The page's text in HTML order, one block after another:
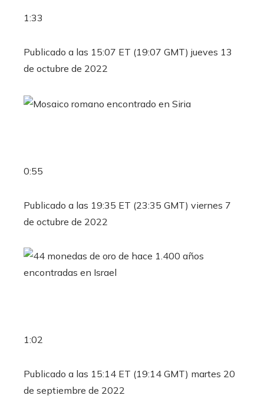
1:33
Publicado a las 15:07 ET (19:07 GMT) jueves 13
de octubre de 2022
0:55
Publicado a las 19:35 ET (23:35 GMT) viernes 7
de octubre de 2022
1:02
Publicado a las 15:14 ET (19:14 GMT) martes 20
de septiembre de 2022